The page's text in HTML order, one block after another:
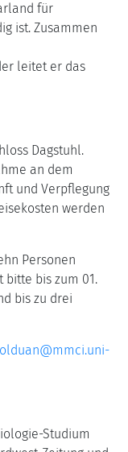
für
ist. Zusammen
leitet er das
Dagstuhl.
an dem
und Verpflegung
werden
Personen
bitte bis zum 01.
bis zu drei
Studium